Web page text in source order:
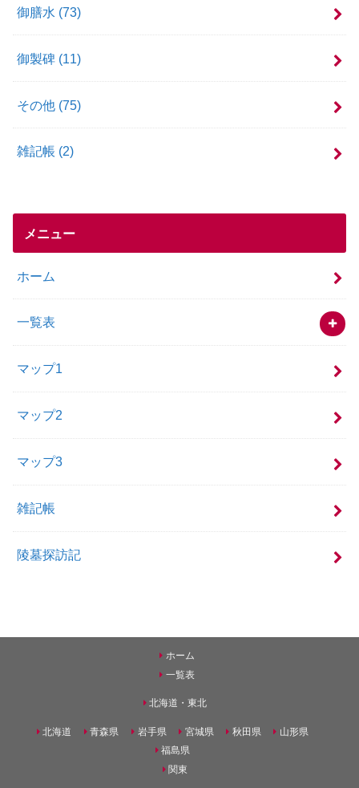
御膳水 (73)
御製碑 (11)
その他 (75)
雑記帳 (2)
メニュー
ホーム
一覧表
マップ1
マップ2
マップ3
雑記帳
陵墓探訪記
ホーム
一覧表
北海道・東北
北海道 青森県 岩手県 宮城県 秋田県
山形県
福島県
関東